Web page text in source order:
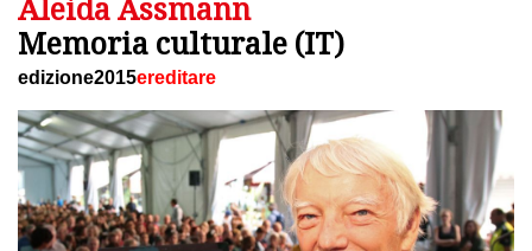
Aleida Assmann
Memoria culturale (IT)
edizione2015ereditare